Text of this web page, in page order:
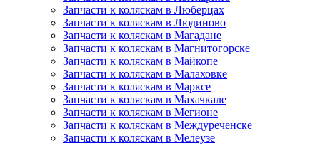
Запчасти к коляскам в Люберцах
Запчасти к коляскам в Людиново
Запчасти к коляскам в Магадане
Запчасти к коляскам в Магнитогорске
Запчасти к коляскам в Майкопе
Запчасти к коляскам в Малаховке
Запчасти к коляскам в Марксе
Запчасти к коляскам в Махачкале
Запчасти к коляскам в Мегионе
Запчасти к коляскам в Междуреченске
Запчасти к коляскам в Мелеузе